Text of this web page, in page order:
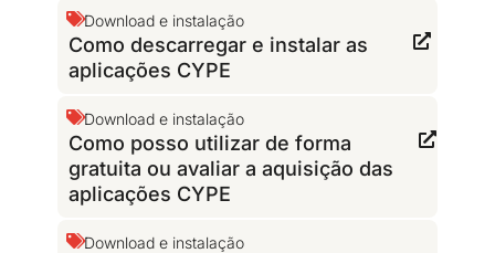
Download e instalação
Como descarregar e instalar as
aplicações CYPE
Download e instalação
Como posso utilizar de forma
gratuita ou avaliar a aquisição das
aplicações CYPE
Download e instalação